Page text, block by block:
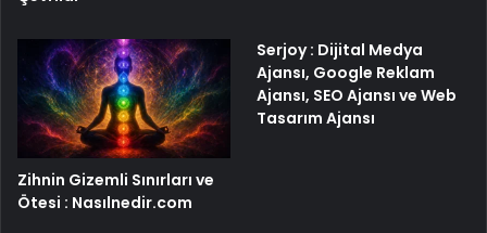
Zihnin Gizemli Sınırları ve
Ötesi : Nasılnedir.com
Serjoy : Dijital Medya
Ajansı, Google Reklam
Ajansı, SEO Ajansı ve Web
Tasarım Ajansı